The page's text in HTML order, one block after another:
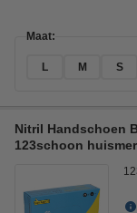
Maat:
L M S
Nitril Handschoen
123schoon